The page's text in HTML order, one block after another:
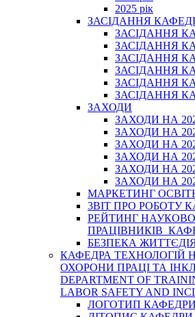
2025 рік
ЗАСІДАННЯ
ЗАСІДАННЯ
ЗАСІДАННЯ
ЗАСІДАННЯ
ЗАСІДАННЯ
ЗАСІДАННЯ
ЗАСІДАННЯ
ЗАХОДИ
ЗАХОДИ НА
ЗАХОДИ НА
ЗАХОДИ НА
ЗАХОДИ НА
ЗАХОДИ НА
ЗАХОДИ НА
МАРКЕТИНГ
3BIT ПРО РОБОТУ
РЕЙТИНГ
ПРАЦІВНИКІВ
БЕЗПЕКА
КАФЕДРА ТЕХНОЛОГІЙ
ОХОРОНИ ПРАЦІ ТА
DEPARTMENT OF
LABOR SAFETY AND
ЛОГОТИП КАФЕДРИ